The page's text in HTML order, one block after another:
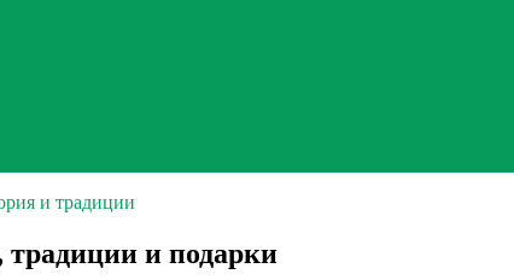
и традиции
и подарки